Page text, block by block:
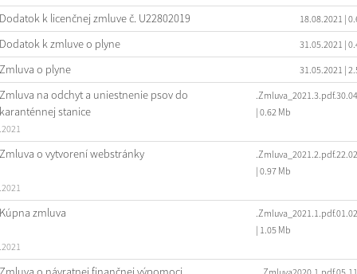
Dodatok k licenčnej zmluve č. U22802019 18.08.2021 |
Dodatok k zmluve o plyne 31.05.2021 |
Zmluva o plyne 31.05.2021 |
Zmluva na odchyt a uniestnenie psov do
karanténnej stanice
| 0.62 Mb
Zmluva o vytvorení webstránky
| 0.97 Mb
Kúpna zmluva
| 1.05 Mb